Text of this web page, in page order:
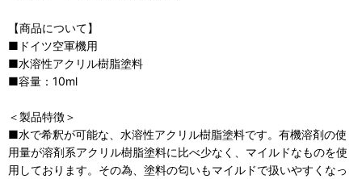
【商品について】
■ドイツ空軍機用
■水溶性アクリル樹脂塗料
■容量：10ml
＜製品特徴＞
■水で希釈が可能な、水溶性アクリル樹脂塗料です。有機溶剤の使
用量が溶剤系アクリル樹脂塗料に比べ少なく、マイルドなものを使
用しております。その為、塗料の匂いもマイルドで扱いやすくなっ